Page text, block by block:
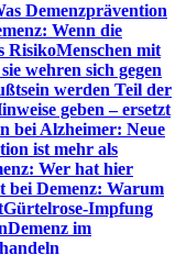
Demenzprävention
Wenn die
RisikoMenschen mit
wehren sich gegen
werden Teil der
geben – ersetzt
bei Alzheimer: Neue
ist mehr als
Wer hat hier
bei Demenz: Warum
Gürtelrose-Impfung
Demenz im